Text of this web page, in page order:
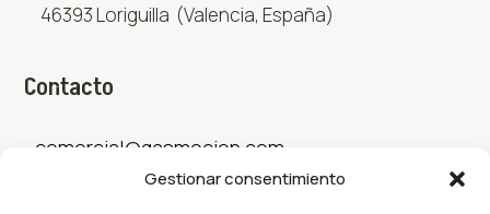
Gestionar consentimiento
46393 Loriguilla (Valencia, España)
Contacto
comercial@gasmocion.com